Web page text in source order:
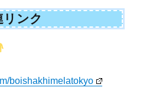
リンク
boishakhimelatokyo